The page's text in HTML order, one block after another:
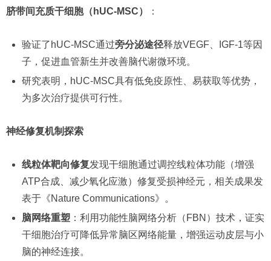
脐带间充质干细胞（hUC-MSC） ：
验证了hUC-MSC通过旁分泌途径释放VEGF、IGF-1等因
子，促进血管新生并改善脑代谢微环境。
研究表明，hUC-MSC具有低免疫原性、易获取等优势，
为多次治疗提供可行性。
神经修复机制探索
线粒体靶向修复发现干细胞通过调控线粒体功能（增强
ATP合成、减少氧化应激）修复受损神经元，相关成果发
表于《Nature Communications》。
脑网络重塑：利用功能性脑网络分析（FBN）技术，证实
干细胞治疗可降低异常脑区网络能量，增强运动皮层与小
脑的神经连接。